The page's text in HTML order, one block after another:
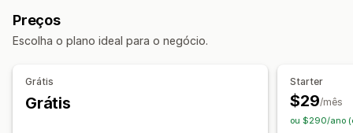
Monitoramento de desempenho
Pontuação de SEO
Auditorias Análises
Ferramentas de acessibilidade
Preços
Escolha o plano ideal para o negócio.
Grátis
Grátis
Starter
$29/mês
ou $290/ano